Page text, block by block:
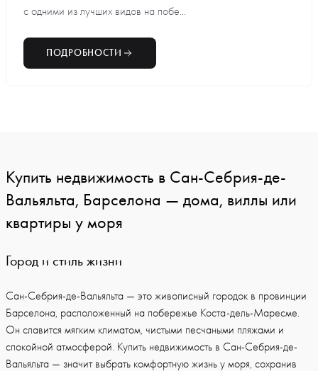
с одними из лучших видов на побе...
ПОДРОБНОСТИ
Купить недвижимость в Сан-Себрия-де-
Вальяльта, Барселона — дома, виллы или
квартиры у моря
Город и стиль жизни
Сан-Себрия-де-Вальяльта — это живописный городок в провинции
Барселона, расположенный на побережье Коста-дель-Маресме.
Он славится мягким климатом, чистыми песчаными пляжами и
спокойной атмосферой. Купить недвижимость в Сан-Себрия-де-
Вальяльта — значит выбрать комфортную жизнь у моря, сохранив